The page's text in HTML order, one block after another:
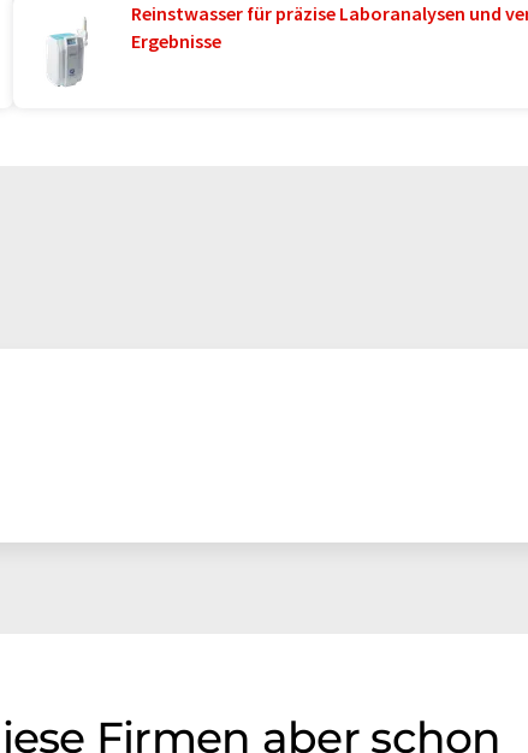
Reinstwasser für präzise Laboranalysen und
Ergebnisse
Firmen aber schon